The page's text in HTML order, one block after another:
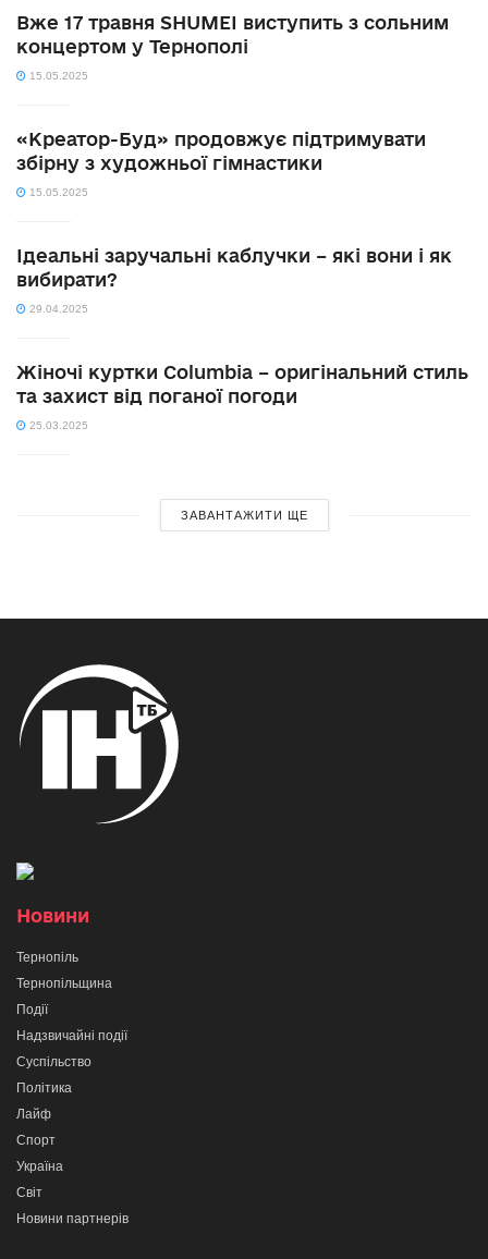
Вже 17 травня SHUMEI виступить з сольним
концертом у Тернополі
15.05.2025
«Креатор-Буд» продовжує підтримувати
збірну з художньої гімнастики
15.05.2025
Ідеальні заручальні каблучки – які вони і як
вибирати?
29.04.2025
Жіночі куртки Columbia – оригінальний стиль
та захист від поганої погоди
25.03.2025
ЗАВАНТАЖИТИ ЩЕ
Новини
Тернопіль
Тернопільщина
Події
Надзвичайні події
Суспільство
Політика
Лайф
Спорт
Україна
Світ
Новини партнерів